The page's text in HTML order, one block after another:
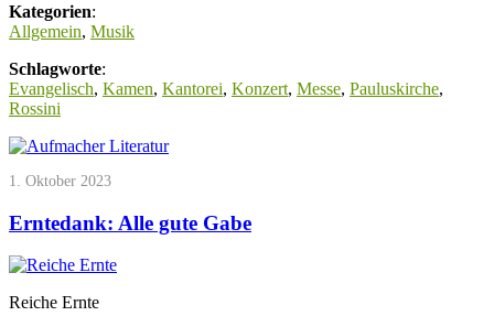
Kategorien:
Allgemein, Musik
Schlagworte:
Evangelisch, Kamen, Kantorei, Konzert, Messe, Pauluskirche,
Rossini
1. Oktober 2023
Erntedank: Alle gute Gabe
Reiche Ernte